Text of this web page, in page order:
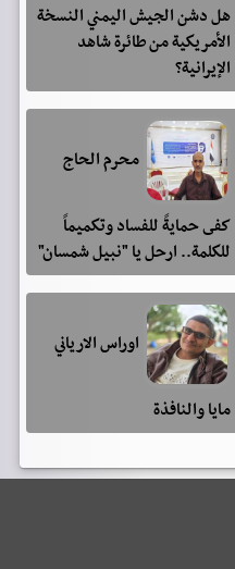
هل دشن الجيش اليمني النسخة
الأمريكية من طائرة شاهد
الإيرانية؟
محرم الحاج
كفى حمايةً للفساد وتكميماً
للكلمة.. ارحل يا "نبيل شمسان"
اوراس الارياني
مايا والنافذة